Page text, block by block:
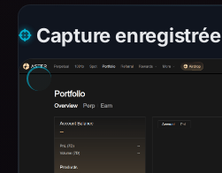
Capture enregistrée